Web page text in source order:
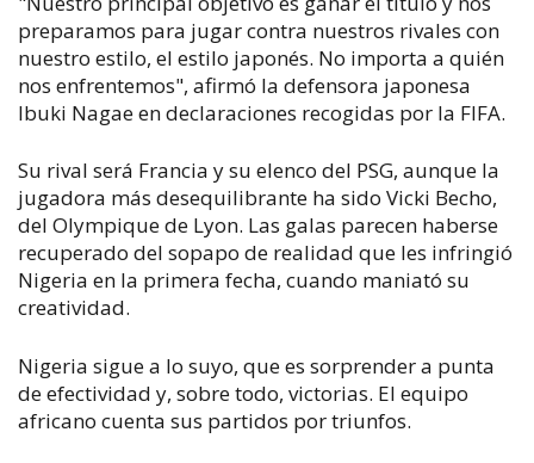
preparamos para jugar contra nuestros rivales con
nuestro estilo, el estilo japonés. No importa a quién
nos enfrentemos", afirmó la defensora japonesa
Ibuki Nagae en declaraciones recogidas por la FIFA.
Su rival será Francia y su elenco del PSG, aunque la
jugadora más desequilibrante ha sido Vicki Becho,
del Olympique de Lyon. Las galas parecen haberse
recuperado del sopapo de realidad que les infringió
Nigeria en la primera fecha, cuando maniató su
creatividad.
Nigeria sigue a lo suyo, que es sorprender a punta
de efectividad y, sobre todo, victorias. El equipo
africano cuenta sus partidos por triunfos.